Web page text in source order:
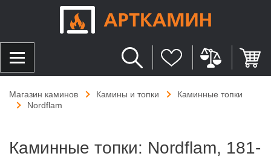
Магазин каминов Камины и топки
Каминные топки
Nordflam
Каминные топки: Nordflam, 181-